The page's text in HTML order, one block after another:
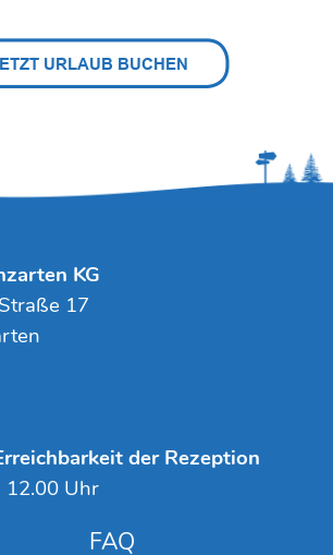
FAQ
KG
17
der Rezeption
12.00 Uhr